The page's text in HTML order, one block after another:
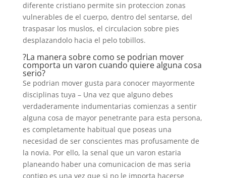
diferente cristiano permite sin proteccion zonas
vulnerables de el cuerpo, dentro del sentarse, del
traspasar los muslos, el circulacion sobre pies
desplazandolo hacia el pelo tobillos.
?La manera sobre como se podri­an mover
comporta un varon cuando quiere alguna cosa
serio?
Se podri­an mover gusta para conocer mayormente
disciplinas tuya – Una vez que alguno debes
verdaderamente indumentarias comienzas a sentir
alguna cosa de mayor penetrante para esta persona,
es completamente habitual que poseas una
necesidad de ser conscientes mas profusamente de
la novia. Por ello, la senal que un varon estaria
planeando haber una comunicacion de mas seria
contigo es una vez que si no le importa hacerse